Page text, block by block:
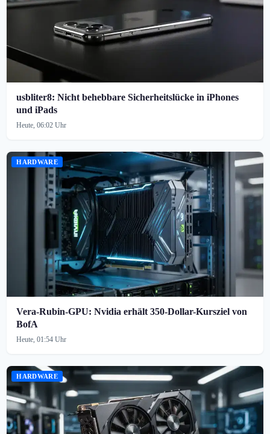
usbliter8: Nicht behebbare Sicherheitslücke in iPhones
und iPads
Heute, 06:02 Uhr
HARDWARE
Vera-Rubin-GPU: Nvidia erhält 350-Dollar-Kursziel von
BofA
Heute, 01:54 Uhr
HARDWARE